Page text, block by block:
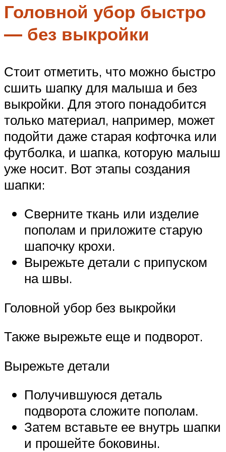
Головной убор быстро
— без выкройки
Стоит отметить, что можно быстро
сшить шапку для малыша и без
выкройки. Для этого понадобится
только материал, например, может
подойти даже старая кофточка или
футболка, и шапка, которую малыш
уже носит. Вот этапы создания
шапки:
Сверните ткань или изделие
пополам и приложите старую
шапочку крохи.
Вырежьте детали с припуском
на швы.
Головной убор без выкройки
Также вырежьте еще и подворот.
Вырежьте детали
Получившуюся деталь
подворота сложите пополам.
Затем вставьте ее внутрь шапки
и прошейте боковины.